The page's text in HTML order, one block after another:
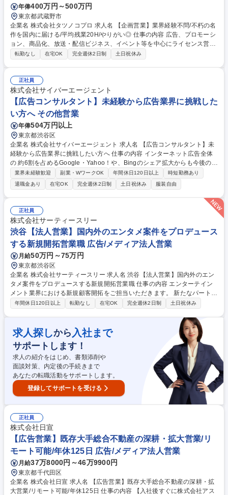
年俸400万円～500万円
東京都武蔵野市
企業名 株式会社タツノコプロ 求人名 【企画営業】業界経験不問/不朽の名
作を国内に届ける/平均残業20H/やりがい◎ 仕事の内容 広告、プロモーシ
ョン、商品化、放送・配信ビジネス、イベント等を中心にライセンス営業
及びその関連業務全般の担当をお任せいたします。【業務内容の変更範
内外で人気の作品を多数保有しており、権利の多くは自社保有しているた
め、ビジネスを【幅広く】【柔軟】に行えることが大きな特徴です。また
継続的にアニメ制作をしており、ライセンス窓口を保有する作品の関連業
務も担当できるなど非常にやりがいのあるお仕事です。 募集職種 【企画
営業】業界経験不問/不朽の名作を国内に届ける/平均残業20H/やりがい◎
転勤なし 在宅OK 完全週休2日制 土日祝休み
正社員
株式会社サイバーエージェント
【広告コンサルタント】未経験から広告業界に挑戦した
い方へ その他営業
年俸504万円以上
東京都渋谷区
企業名 株式会社サイバーエージェント 求人名 【広告コンサルタント】未
経験から広告業界に挑戦したい方へ 仕事の内容 インターネット広告全体
の 約6割を占めるGoogle・Yahoo！や、Bingのシェア拡大からも今後の成
長が予想されるMicrosoftのプロダクトに特化したアカウントプランナー兼
SEMコンサルタントをご担当いただきます。 ■クライアントが抱える課題
やニーズの発見 ■社内メンバーをアサインし、クライアントの案件を担当
するチーム内でディスカッション ■クライアントへの具体的なプランの提
案/すり合わせ ■受注後、提案したプランの最終確認と実行 ■プラン実行後
の振り返りと次回に向けたご提案 募集職種 【広告コンサルタント】未経
験から広告業界に挑戦したい方へ
業界未経験歓迎 副業・WワークOK 年間休日120日以上
時短勤務あり
退職金あり
在宅OK 完全週休2日制 土日祝休み 服装自由
正社員
株式会社サーティースリー
渋谷【法人営業】国内外のエンタメ案件をプロデュース
する新規開拓営業職 広告/メディア法人営業
月給50万円～75万円
東京都渋谷区
企業名 株式会社サーティースリー 求人名 渋谷【法人営業】国内外のエン
タメ案件をプロデュースする新規開拓営業職 仕事の内容 エンターテイン
メント業界における新規顧客開拓をご担当いただきます。 新たなパートナ
ーとなるエンタメ企業を発掘し、当社のブランドマーケティングソリュー
メ領域の企業様のマーケティング課題のニーズヒアリングとアプローチ
【ソリューション提案／コンサルティング】当社の統合的なマーケティン
グスキル（PR、ソーシャル、広告、クリエイティブ等）を組み合わせた
提案 【交渉／契約管理】契約条件の交渉、契約締結後の管理（バックオフ
ィス連携）【新規プロジェクトの創出】顧客の事業成功、クリエイターの
思いを広げる新プロジェクトの企画・創出・実行 募集職種 渋谷【法人営
業】国内外のエンタメ案件をプロデュースする新規開拓営業職
年間休日120日以上 転勤なし 在宅OK 完全週休2日制 土日祝休み
求人探しから 入社まで
サポートします！
求人の紹介をはじめ、書類添削や
面談対策、内定後の手続きまで
あなたの転職活動をサポートします。
登録してサポートを受ける
正社員
株式会社日宣
【広告営業】既存大手総合不動産の深耕・拡大営業/リ
モート可能/年休125日 広告/メディア法人営業
月給37万8000円～46万9900円
東京都千代田区
企業名 株式会社日宣 求人名 【広告営業】既存大手総合不動産の深耕・拡
大営業/リモート可能/年休125日 仕事の内容 【入社後すぐに株式会社アス